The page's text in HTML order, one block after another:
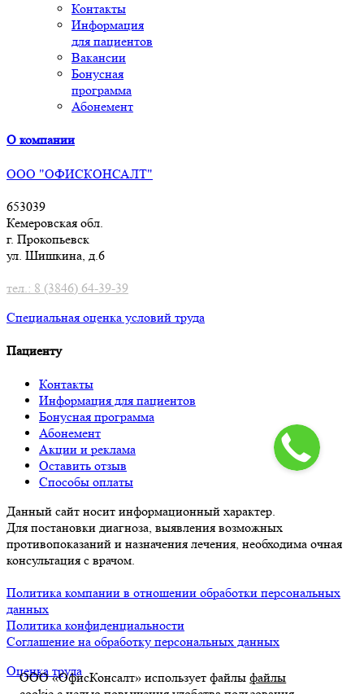
Контакты
Информация
для пациентов
Вакансии
Бонусная
программа
Абонемент
О компании
ООО "ОФИСКОНСАЛТ"
653039
Кемеровская обл.
г. Прокопьевск
ул. Шишкина, д.6
тел.: 8 (3846) 64-39-39
Специальная оценка условий труда
Пациенту
Контакты
Информация для пациентов
Бонусная программа
Абонемент
Акции и реклама
Оставить отзыв
Способы оплаты
Данный сайт носит информационный характер.
Для постановки диагноза, выявления возможных
противопоказаний и назначения лечения, необходима очная
консультация с врачом.
Политика компании в отношении обработки персональных
данных
Политика конфиденциальности
Соглашение на обработку персональных данных
Оценка труда
ООО «ОфисКонсалт» использует файлыфайлы